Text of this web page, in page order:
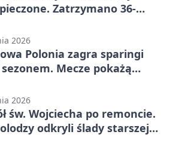
Zatrzymano 36-
2026
Polonia zagra sparingi
Mecze pokażą
2026
św. Wojciecha po remoncie.
odkryli ślady starszej